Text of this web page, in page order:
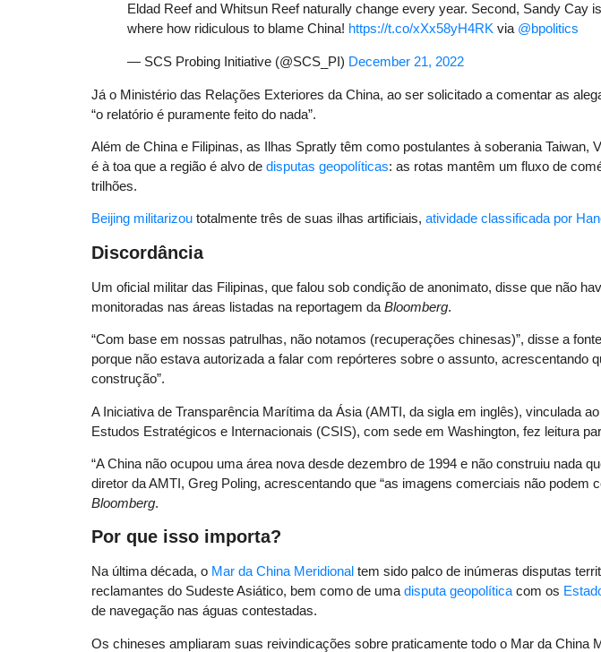
Eldad Reef and Whitsun Reef naturally change every year. Second, Sandy Cay
where how ridiculous to blame China! https://t.co/xXx58yH4RK via @bpolitics
— SCS Probing Initiative (@SCS_PI) December 21, 2022
Já o Ministério das Relações Exteriores da China, ao ser solicitado a comentar as
“o relatório é puramente feito do nada”.
Além de China e Filipinas, as Ilhas Spratly têm como postulantes à soberania Taiwan,
é à toa que a região é alvo de disputas geopolíticas: as rotas mantêm um fluxo de
trilhões.
Beijing militarizou totalmente três de suas ilhas artificiais, atividade classificada por
Discordância
Um oficial militar das Filipinas, que falou sob condição de anonimato, disse que não
monitoradas nas áreas listadas na reportagem da Bloomberg.
“Com base em nossas patrulhas, não notamos (recuperações chinesas)”, disse a
porque não estava autorizada a falar com repórteres sobre o assunto, acrescentando
construção”.
A Iniciativa de Transparência Marítima da Ásia (AMTI, da sigla em inglês), vinculada ao
Estudos Estratégicos e Internacionais (CSIS), com sede em Washington, fez leitura
“A China não ocupou uma área nova desde dezembro de 1994 e não construiu nada
diretor da AMTI, Greg Poling, acrescentando que “as imagens comerciais não podem
Bloomberg.
Por que isso importa?
Na última década, o Mar da China Meridional tem sido palco de inúmeras disputas
reclamantes do Sudeste Asiático, bem como de uma disputa geopolítica com os
de navegação nas águas contestadas.
Os chineses ampliaram suas reivindicações sobre praticamente todo o Mar da China